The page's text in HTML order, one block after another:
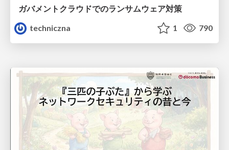
ガバメントクラウドでのランサムウェア対策
techniczna
1 790